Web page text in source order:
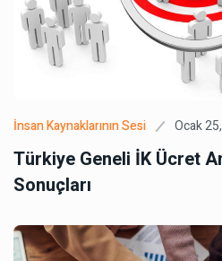
İnsan Kaynaklarının Sesi Ocak
Türkiye Geneli İK Ücret
Sonuçları